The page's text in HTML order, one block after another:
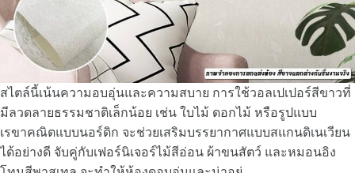
สไตล์นี้เน้นความอบอุ่นและความสบาย การใช้วอลเปเปอร์สีขาวที่
มีลวดลายธรรมชาติเล็กน้อย เช่น ใบไม้ ดอกไม้ หรือรูปแบบ
เรขาคณิตแบบนอร์ดิก จะช่วยเสริมบรรยากาศแบบสแกนดิเนเวียน
ได้อย่างดี จับคู่กับเฟอร์นิเจอร์ไม้สีอ่อน ผ้าขนสัตว์ และหมอนอิง